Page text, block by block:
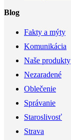
Blog
Fakty a mýty
Komunikácia
Naše produkty
Nezaradené
Oblečenie
Správanie
Staroslivosť
Strava